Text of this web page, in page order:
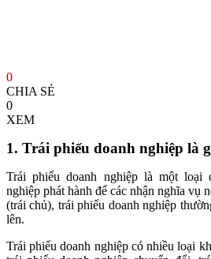
0
CHIA SẺ
0
XEM
1. Trái phiếu doanh nghiệp là
Trái phiếu doanh nghiệp là một loại
nghiệp phát hành để các nhận nghĩa vụ
(trái chủ), trái phiếu doanh nghiệp
lên.
Trái phiếu doanh nghiệp có nhiều loại